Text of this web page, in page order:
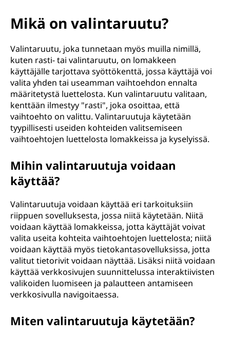
Mikä on valintaruutu?
Valintaruutu, joka tunnetaan myös muilla nimillä,
kuten rasti- tai valintaruutu, on lomakkeen
käyttäjälle tarjottava syöttökenttä, jossa käyttäjä voi
valita yhden tai useamman vaihtoehdon ennalta
määritetystä luettelosta. Kun valintaruutu valitaan,
kenttään ilmestyy "rasti", joka osoittaa, että
vaihtoehto on valittu. Valintaruutuja käytetään
tyypillisesti useiden kohteiden valitsemiseen
vaihtoehtojen luettelosta lomakkeissa ja kyselyissä.
Mihin valintaruutuja voidaan
käyttää?
Valintaruutuja voidaan käyttää eri tarkoituksiin
riippuen sovelluksesta, jossa niitä käytetään. Niitä
voidaan käyttää lomakkeissa, jotta käyttäjät voivat
valita useita kohteita vaihtoehtojen luettelosta; niitä
voidaan käyttää myös tietokantasovelluksissa, jotta
valitut tietorivit voidaan näyttää. Lisäksi niitä voidaan
käyttää verkkosivujen suunnittelussa interaktiivisten
valikoiden luomiseen ja palautteen antamiseen
verkkosivulla navigoitaessa.
Miten valintaruutuja käytetään?